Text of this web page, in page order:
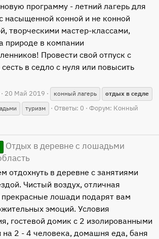
программу - летний лагерь для
насыщенной конной и не конной
творческими мастер-классами,
природе в компании
Провести свой отпуск с
в седло с нуля или повысить
20 Май 2019 конный лагерь отдых в седле
туризм Ответы: 0 Форум: Конный
Отдых в деревне с лошадьми
отдохнуть в деревне с занятиями
Чистый воздух, отличная
прекрасные лошади подарят вам
эмоций. Условия
гостевой домик с 2 изолированными
на 2 - 4 человека, домашня еда, баня